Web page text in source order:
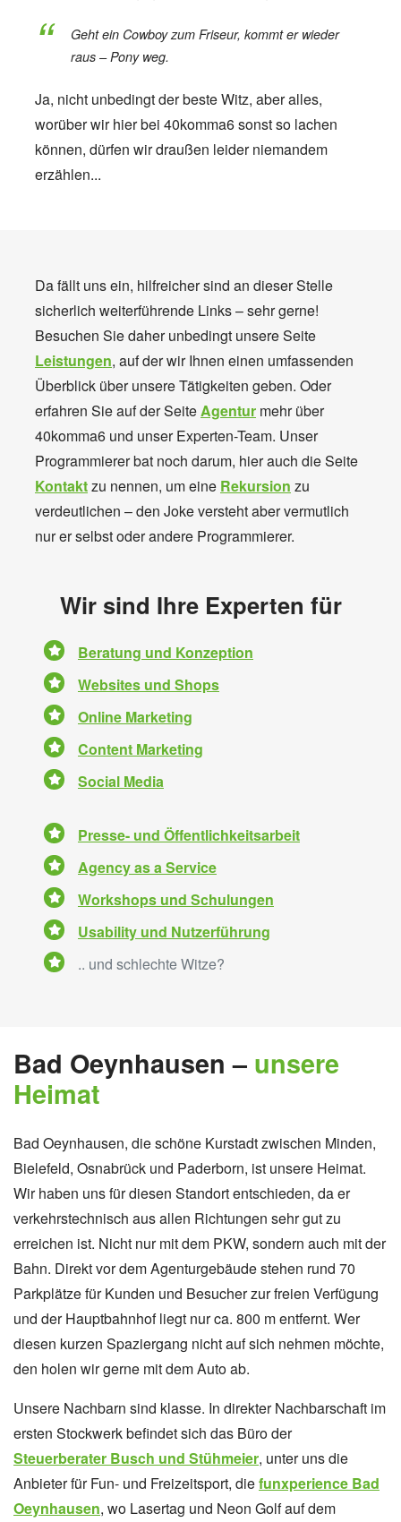
Geht ein Cowboy zum Friseur, kommt er wieder
raus – Pony weg.
Ja, nicht unbedingt der beste Witz, aber alles,
worüber wir hier bei 40komma6 sonst so lachen
können, dürfen wir draußen leider niemandem
erzählen...
Da fällt uns ein, hilfreicher sind an dieser Stelle
sicherlich weiterführende Links – sehr gerne!
Besuchen Sie daher unbedingt unsere Seite
Leistungen, auf der wir Ihnen einen umfassenden
Überblick über unsere Tätigkeiten geben. Oder
erfahren Sie auf der SeiteAgentur mehr über
40komma6 und unser Experten-Team. Unser
Programmierer bat noch darum, hier auch die Seite
Kontaktzu nennen, um eine Rekursion zu
verdeutlichen – den Joke versteht aber vermutlich
nur er selbst oder andere Programmierer.
Wir sind Ihre Experten für
Beratung und Konzeption
Websites und Shops
Online Marketing
Content Marketing
Social Media
Presse- und Öffentlichkeitsarbeit
Agency as a Service
Workshops und Schulungen
Usability und Nutzerführung
.. und schlechte Witze?
Bad Oeynhausen – unsere
Heimat
Bad Oeynhausen, die schöne Kurstadt zwischen Minden,
Bielefeld, Osnabrück und Paderborn, ist unsere Heimat.
Wir haben uns für diesen Standort entschieden, da er
verkehrstechnisch aus allen Richtungen sehr gut zu
erreichen ist. Nicht nur mit dem PKW, sondern auch mit der
Bahn. Direkt vor dem Agenturgebäude stehen rund 70
Parkplätze für Kunden und Besucher zur freien Verfügung
und der Hauptbahnhof liegt nur ca. 800 m entfernt. Wer
diesen kurzen Spaziergang nicht auf sich nehmen möchte,
den holen wir gerne mit dem Auto ab.
Unsere Nachbarn sind klasse. In direkter Nachbarschaft im
ersten Stockwerk befindet sich das Büro der
Steuerberater Busch und Stühmeier, unter uns die
Anbieter für Fun- und Freizeitsport, diefunxperience Bad
Oeynhausen, wo Lasertag und Neon Golf auf dem